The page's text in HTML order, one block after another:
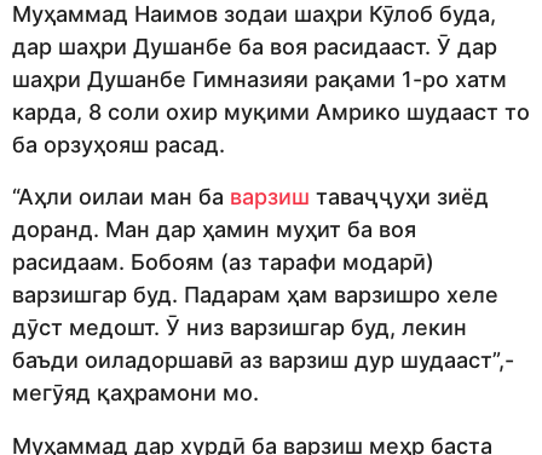
Муҳаммад Наимов зодаи шаҳри Кӯлоб буда,
дар шаҳри Душанбе ба воя расидааст. Ӯ дар
шаҳри Душанбе Гимназияи рақами 1-ро хатм
карда, 8 соли охир муқими Амрико шудааст то
ба орзуҳояш расад.
“Аҳли оилаи ман ба варзиш таваҷҷуҳи зиёд
доранд. Ман дар ҳамин муҳит ба воя
расидаам. Бобоям (аз тарафи модарӣ)
варзишгар буд. Падарам ҳам варзишро хеле
дӯст медошт. Ӯ низ варзишгар буд, лекин
баъди оиладоршавӣ аз варзиш дур шудааст”,-
мегӯяд қаҳрамони мо.
Муҳаммад дар хурдӣ ба варзиш меҳр баста